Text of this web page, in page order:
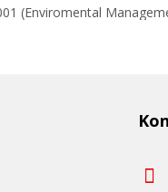
(Enviromental